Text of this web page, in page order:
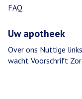
FAQ
Uw apotheek
Over ons Nuttige links
wacht Voorschrift